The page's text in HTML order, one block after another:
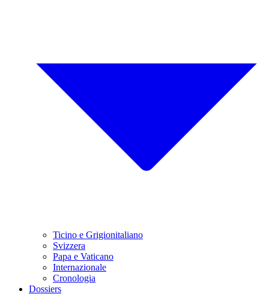
Ticino e Grigionitaliano
Svizzera
Papa e Vaticano
Internazionale
Cronologia
Dossiers